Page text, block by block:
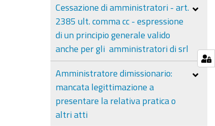
Cessazione di amministratori - art.
2385 ult. comma cc - espressione
di un principio generale valido
anche per gli amministratori di srl
Amministratore dimissionario:
mancata legittimazione a
presentare la relativa pratica o
altri atti